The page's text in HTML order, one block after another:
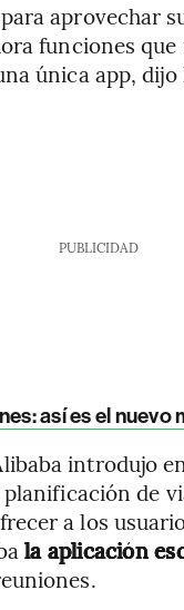
aprovechar
funciones
única app,
PUBLICIDAD
así es el
introdujo
de
a los
la aplicación